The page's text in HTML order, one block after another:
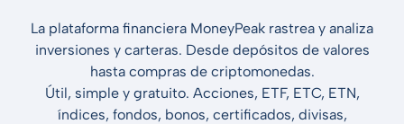
La plataforma financiera MoneyPeak rastrea y analiza
inversiones y carteras. Desde depósitos de valores
hasta compras de criptomonedas.
Útil, simple y gratuito. Acciones, ETF, ETC, ETN,
índices, fondos, bonos, certificados, divisas,